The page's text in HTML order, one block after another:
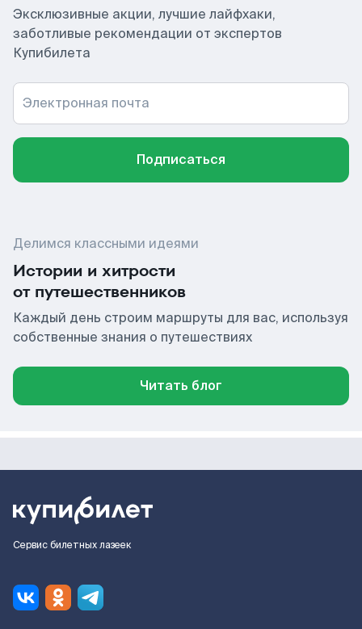
Эксклюзивные акции, лучшие лайфхаки,
заботливые рекомендации от экспертов
Купибилета
Электронная почта
Подписаться
Делимся классными идеями
Истории и хитрости
от путешественников
Каждый день строим маршруты для вас, используя
собственные знания о путешествиях
Читать блог
Сервис билетных лазеек